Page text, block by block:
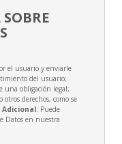
el usuario y enviarle
del usuario;
una obligación legal;
derechos, como se
: Puede
Datos en nuestra